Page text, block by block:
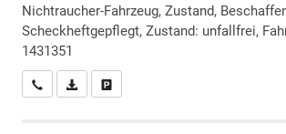
Nichtraucher-Fahrzeug, Zustand,
Scheckheftgepflegt, Zustand: unfallfrei,
1431351
Wir rufen Sie anPDF-Datei, Fahrzeugexposé drucken